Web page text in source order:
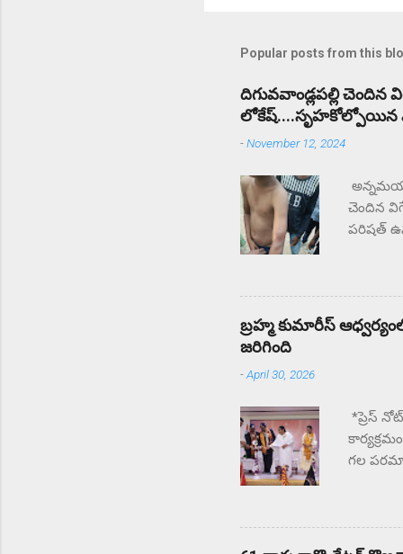
Popular posts from this
దిగువవాండ్లపల్లి
లోకేష్....సృహకోల్పోయిన
-November 12, 2024
చెందిన
పరిషత్
బ్రహ్మ కుమారీస్
జరిగింది
-April 30, 2026
*ప్రెస్
గల
కుమారిస్